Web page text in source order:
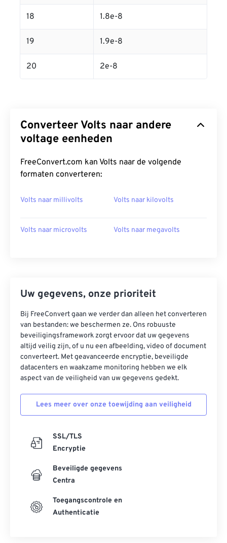
18 1.8e-8
19 1.9e-8
20 2e-8
Converteer Volts naar andere
voltage eenheden
FreeConvert.com kan Volts naar de volgende
formaten converteren:
Volts naar millivolts Volts naar kilovolts
Volts naar microvolts Volts naar megavolts
Uw gegevens, onze prioriteit
Bij FreeConvert gaan we verder dan alleen het converteren
van bestanden: we beschermen ze. Ons robuuste
beveiligingsframework zorgt ervoor dat uw gegevens
altijd veilig zijn, of u nu een afbeelding, video of document
converteert. Met geavanceerde encryptie, beveiligde
datacenters en waakzame monitoring hebben we elk
aspect van de veiligheid van uw gegevens gedekt.
Lees meer over onze toewijding aan veiligheid
SSL/TLS
Encryptie
Beveiligde gegevens
Centra
Toegangscontrole en
Authenticatie